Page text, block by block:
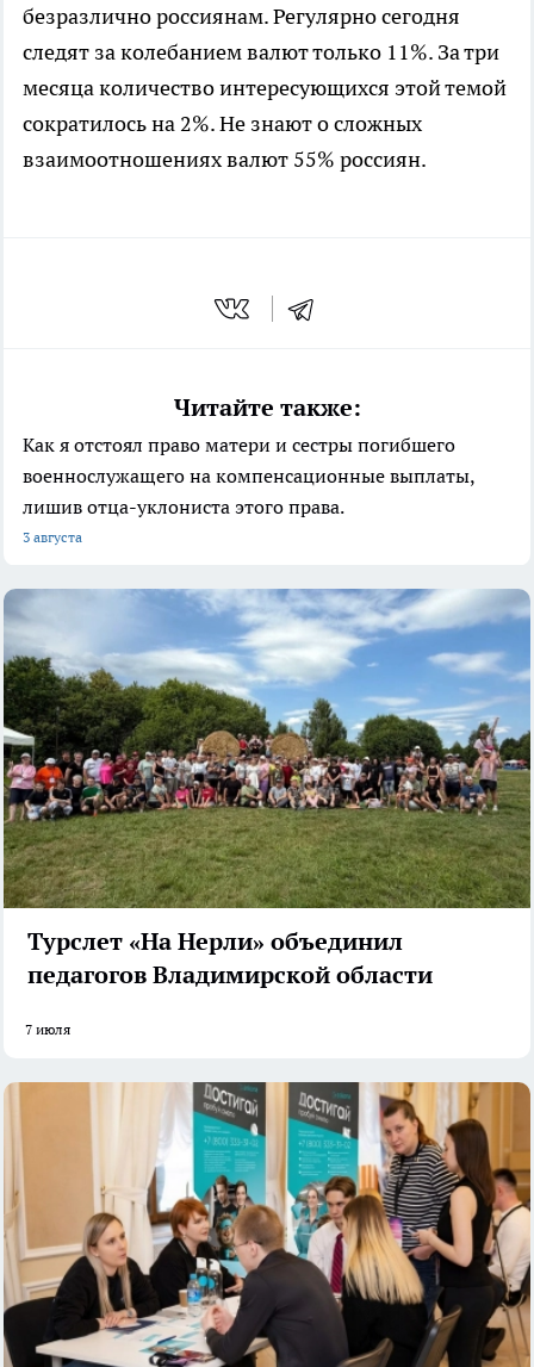
безразлично россиянам. Регулярно сегодня
следят за колебанием валют только 11%. За три
месяца количество интересующихся этой темой
сократилось на 2%. Не знают о сложных
взаимоотношениях валют 55% россиян.
Читайте также:
Как я отстоял право матери и сестры погибшего
военнослужащего на компенсационные выплаты,
лишив отца-уклониста этого права.
3 августа
Турслет «На Нерли» объединил
педагогов Владимирской области
7 июля